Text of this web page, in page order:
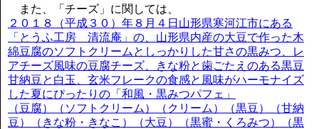
また、「チーズ」に関しては、
２０１８（平成３０）年８月４日山形県寒河江市にある
「とうふ工房 清流庵」の、山形県内産の大豆で作った木
綿豆腐のソフトクリームとしっかりした甘さの黒みつ、レ
アチーズ風味の豆腐チーズ、きな粉と歯ごたえのある黒豆
甘納豆と白玉、玄米フレークの食感と風味がハーモナイズ
した夏にぴったりの「和風・黒みつパフェ」
（豆腐）（ソフトクリーム）（クリーム）（黒豆）（甘納
豆）（きな粉・きなこ）（大豆）（黒蜜・くろみつ）（黒